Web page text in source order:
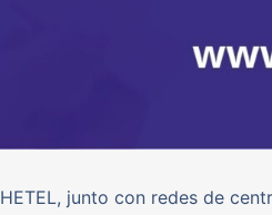
HETEL, junto con redes de